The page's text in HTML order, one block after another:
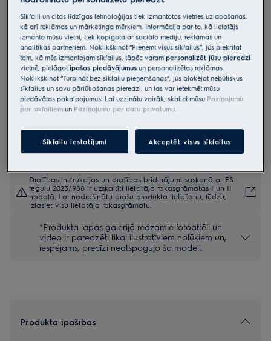
Kompaktā mikroviļņu krāsns
600.sērijas „Solo Microwave & Grill“
Viegli tīrāma emalja
5 (945)
Priekšrocības
600 Flex mikroviļņu krāsns ar grilu nodrošina ātrus un gardus
rezultātus.
Iebūvētais grils nozīmē, ka jūs varēsiet izdarīt vairāk ar savu
mikroviļņu krāsni.
Drošības instrukcijas un drošības brīdinājumi saskaņā ar ES
regulu 2023/988 ir uzskaitīti lietotāja rokasgrāmatas I un II
nodaļā. Lai nodrošinātu drošu produkta lietošanu, lūdzu,
izlasiet visu lietotāja rokasgrāmatu.
*Produkta lapas galerijā redzamie fotoattēli un
video ir paredzēti tikai ilustratīviem nolūkiem un,
iespējams, precīzi neatspoguļo šo modeli.
Produkta īpašības
Sīkfaili un citas līdzīgas tehnoloģijas tiek izmantotas vietnes uzlabošanas,
kā arī reklāmas un mārketinga mērķiem. Informācija par to, kā lietotājs
izmanto mūsu vietni, tiek kopīgota ar sociālo mediju, reklāmas un
analītikas partneriem. Noklikšķinot “Pieņemt visus sīkfailus”, jūs piekrītat
tam, kā mēs izmantojam sīkfailus, tāpēc varampersonalizēt jūsu pieredzi
vietnē, pielāgotīpašos piedāvājumus un personalizētas reklāmas.
Noklikšķinot “Turpināt bez sīkfailu pieņemšanas”, jūs bloķējat nebūtiskus
sīkfailus un savu pārlūkošanas pieredzi, un tas var ietekmēt mūsu
piedāvātos pakalpojumus. Lai uzzinātu vairāk, skatiet mūsu Paziņojumu
par sīkfailiem un Paziņojumu par datu privātumu.
Sīkfailu iestatījumi Akceptēt visus sīkfailus